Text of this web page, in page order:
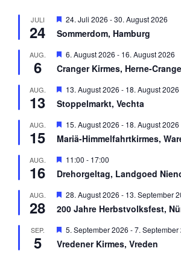
JULI
24
H
r
o
r
e
h
o
e
24. Juli 2026 -30. August 2026
Sommerdom, Hamburg
AUG.
6
H
r
o
r
e
h
o
e
6. August 2026 - 16. August 2026
Cranger Kirmes, Herne-Crange
AUG.
13
H
r
o
r
e
h
o
e
n
13. August 2026 - 18. August 2026
Stoppelmarkt, Vechta
AUG.
15
H
r
o
r
e
h
o
e
15. August 2026 - 18. August 2026
Mariä-Himmelfahrtkirmes,
AUG.
16
H
r
o
r
e
h
o
11:00 - 17:00
Drehorgeltag, Landgoed
AUG.
28
H
r
o
r
28. August 2026 - 13. September
200 Jahre Herbstvolksfest,
SEP.
5
H
r
5. September 2026 -7. September
Vredener Kirmes, Vreden